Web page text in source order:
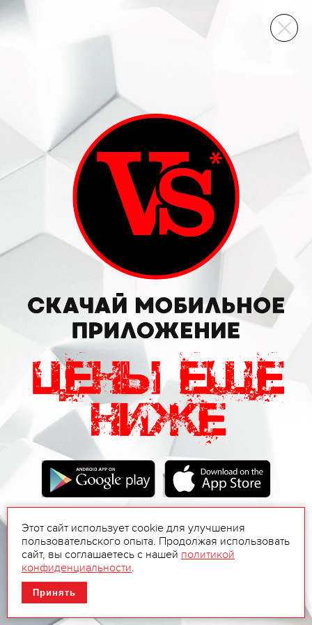
ВИННЫЙ СКЛАД
Этот сайт использует cookie для улучшения
пользовательского опыта. Продолжая использовать
сайт, вы соглашаетесь с нашей политикой
конфиденциальности.
Принять